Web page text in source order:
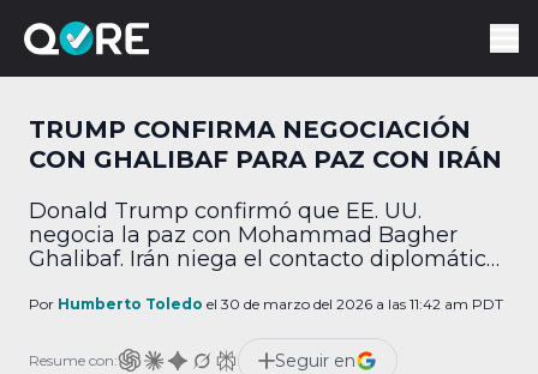
TRUMP CONFIRMA NEGOCIACIÓN
CON GHALIBAF PARA PAZ CON IRÁN
Donald Trump confirmó que EE. UU.
negocia la paz con Mohammad Bagher
Ghalibaf. Irán niega el contacto diplomático
Por Humberto Toledo el 30 de marzo del 2026 a las 11:42 am PDT
Resume con: Seguir en